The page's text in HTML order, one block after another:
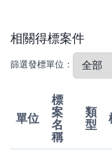
相關得標案件
篩選發標單位：
單位
標
案
名
稱
類
型